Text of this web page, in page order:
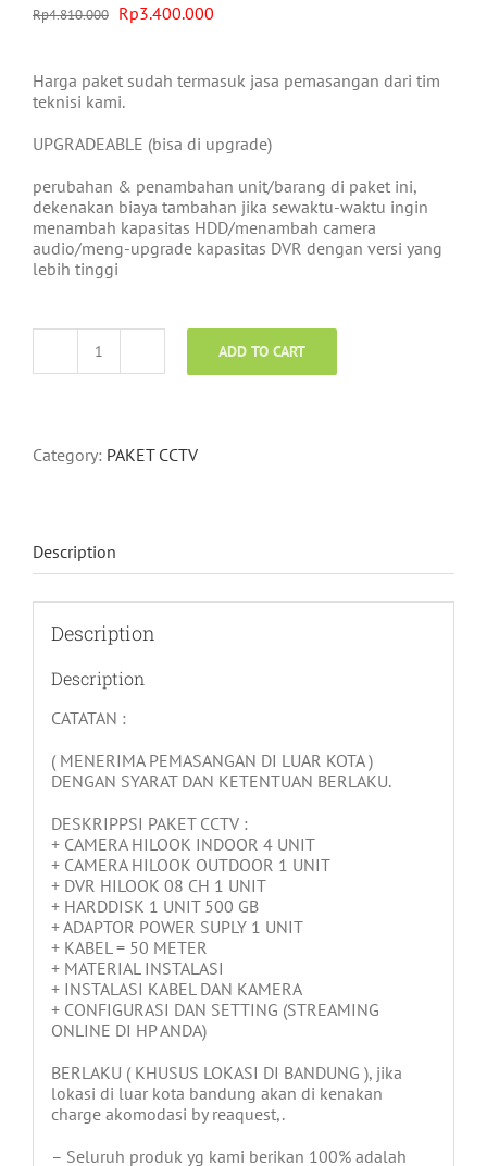
Rp4.810.000 Original
Rp4.810.000.
Rp3.400.000
Rp3.400.000.
Harga paket sudah termasuk jasa pemasangan dari tim
teknisi kami.
UPGRADEABLE (bisa di upgrade)
perubahan & penambahan unit/barang di paket ini,
dekenakan biaya tambahan jika sewaktu-waktu ingin
menambah kapasitas HDD/menambah camera
audio/meng-upgrade kapasitas DVR dengan versi yang
lebih tinggi
PAKET
5
quantity
ADD TO CART
Category: PAKET CCTV
Description
Description
Description
CATATAN :
( MENERIMA PEMASANGAN DI LUAR KOTA )
DENGAN SYARAT DAN KETENTUAN BERLAKU.
DESKRIPPSI PAKET CCTV :
+ CAMERA HILOOK INDOOR 4 UNIT
+ CAMERA HILOOK OUTDOOR 1 UNIT
+ DVR HILOOK 08 CH 1 UNIT
+ HARDDISK 1 UNIT 500 GB
+ ADAPTOR POWER SUPLY 1 UNIT
+ KABEL = 50 METER
+ MATERIAL INSTALASI
+ INSTALASI KABEL DAN KAMERA
+ CONFIGURASI DAN SETTING (STREAMING
ONLINE DI HP ANDA)
BERLAKU ( KHUSUS LOKASI DI BANDUNG ), jika
lokasi di luar kota bandung akan di kenakan
charge akomodasi by reaquest,.
– Seluruh produk yg kami berikan 100% adalah